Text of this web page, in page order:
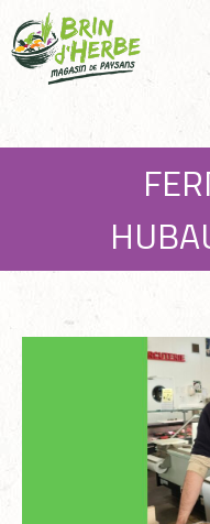
to
content
Panneau de gestion des